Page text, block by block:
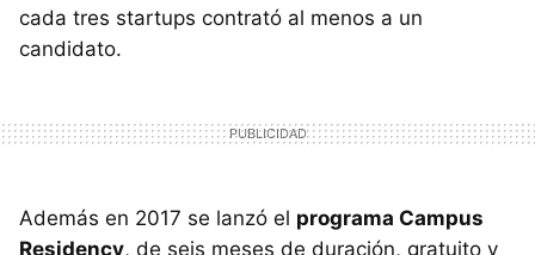
cada tres startups contrató al menos a un
candidato.
Además en 2017 se lanzó el programa Campus
Residency, de seis meses de duración, gratuito y